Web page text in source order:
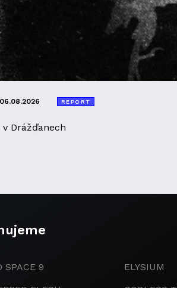
06.08.2026 REPORT
v Drážďanech
SPACE 9
ELYSIUM